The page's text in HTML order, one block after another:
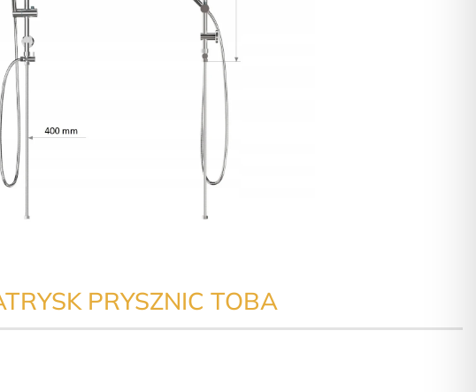
PRYSZNIC TOBA